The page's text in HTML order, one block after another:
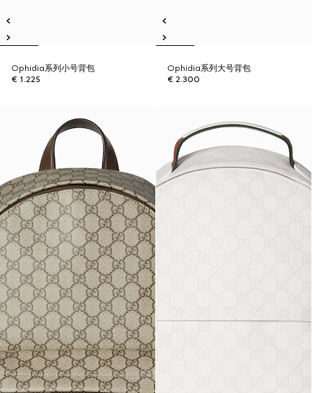
Ophidia系列小号背包
€ 1.225
Ophidia系列大号背包
€ 2.300